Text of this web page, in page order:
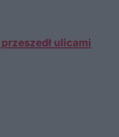
ulicami